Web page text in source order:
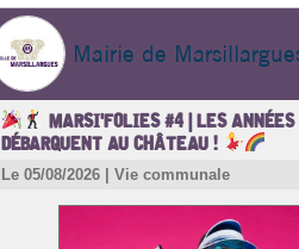
Mairie de
MARSI'FOLIES #4 | LES
DÉBARQUENT AU CHÂTEAU !
Le 05/08/2026 | Vie communale